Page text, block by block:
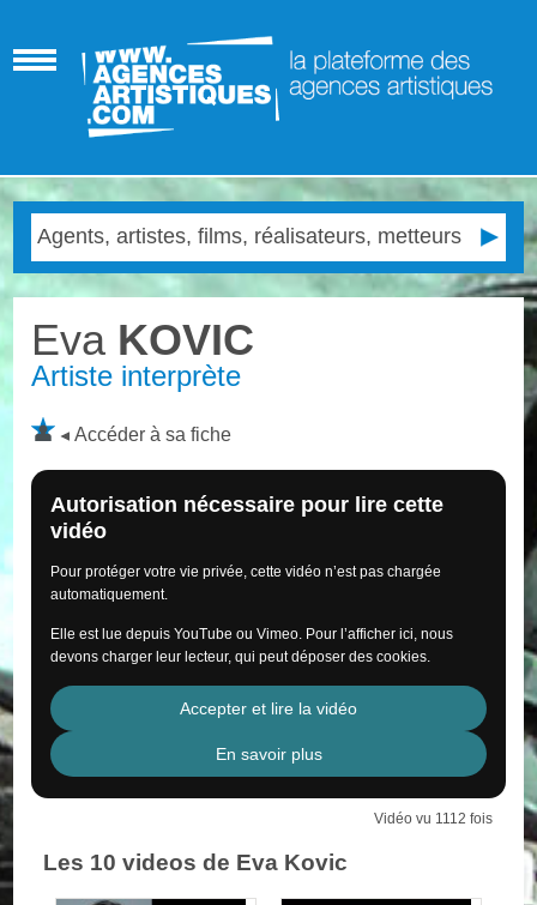
Eva KOVIC
Artiste interprète
Accéder à sa fiche
Autorisation nécessaire pour lire cette
vidéo
Pour protéger votre vie privée, cette vidéo n’est pas chargée
automatiquement.
Elle est lue depuis YouTube ou Vimeo. Pour l’afficher ici, nous
devons charger leur lecteur, qui peut déposer des cookies.
Accepter et lire la vidéo
En savoir plus
Vidéo vu 1112 fois
Les 10 videos de Eva Kovic